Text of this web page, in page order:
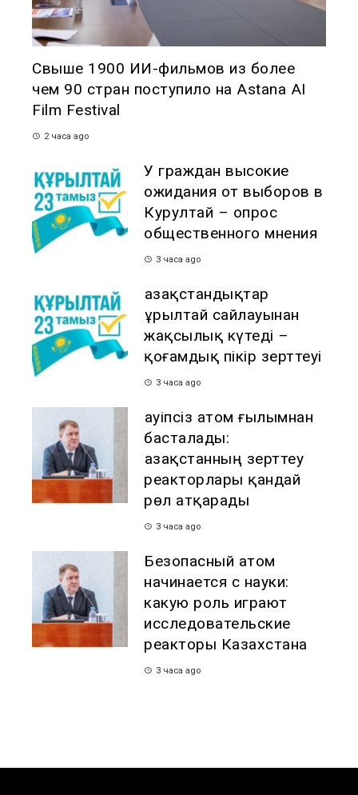
Свыше 1900 ИИ-фильмов из более
чем 90 стран поступило на Astana AI
Film Festival
2 часа ago
У граждан высокие
ожидания от выборов в
Курултай – опрос
общественного мнения
3 часа ago
Қазақстандықтар
Құрылтай сайлауынан
жақсылық күтеді –
қоғамдық пікір зерттеуі
3 часа ago
Қауіпсіз атом ғылымнан
басталады:
Қазақстанның зерттеу
реакторлары қандай
рөл атқарады
3 часа ago
Безопасный атом
начинается с науки:
какую роль играют
исследовательские
реакторы Казахстана
3 часа ago